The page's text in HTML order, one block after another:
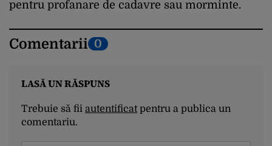
pentru profanare de cadavre sau morminte.
Comentarii 0
LASĂ UN RĂSPUNS
Trebuie să fii autentificatpentru a publica un
comentariu.